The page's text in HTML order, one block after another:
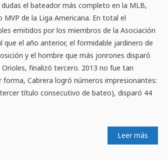
el bateador más completo en la MLB,
de la Liga Americana. En total el
emitidos por los miembros de la Asociación
que el año anterior, el formidable jardinero de
y el hombre que más jonrones disparó
finalizó tercero. 2013 no fue tan
Cabrera logró números impresionantes:
título consecutivo de bateo), disparó 44
Leer más